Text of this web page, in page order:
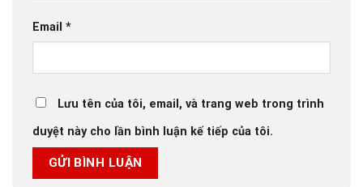
Email *
Lưu tên của tôi, email, và trang web trong trình
duyệt này cho lần bình luận kế tiếp của tôi.